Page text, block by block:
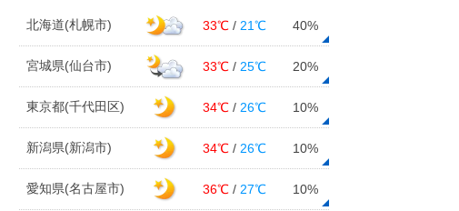
北海道(札幌市) 33℃ / 21℃ 40%
宮城県(仙台市) 33℃ / 25℃ 20%
東京都(千代田区) 34℃ / 26℃ 10%
新潟県(新潟市) 34℃ / 26℃ 10%
愛知県(名古屋市) 36℃ / 27℃ 10%